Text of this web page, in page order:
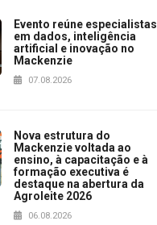
Evento reúne especialistas
em dados, inteligência
artificial e inovação no
Mackenzie
07.08.2026
Nova estrutura do
Mackenzie voltada ao
ensino, à capacitação e à
formação executiva é
destaque na abertura da
Agroleite 2026
06.08.2026